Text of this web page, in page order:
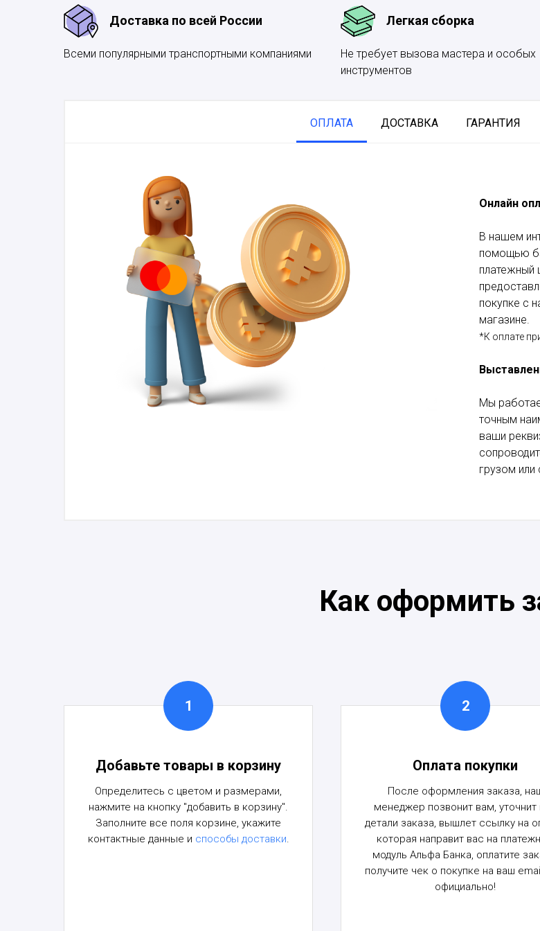
Доставка по всей России
Всеми популярными транспортными компаниями
Легкая сборка
Не требует вызова мастера и особых
инструментов
ОПЛАТА ДОСТАВКА ГАРАНТИЯ
Онлайн
В нашем
помощью
платежный
покупке с
магазине.
*К оплате
Мы
точным
ваши
грузом
Как оформить
Добавьте товары в корзину
Определитесь с цветом и размерами,
нажмите на кнопку "добавить в корзину".
Заполните все поля корзине, укажите
контактные данные и способы доставки.
Оплата покупки
После оформления заказа,
менеджер позвонит вам, уточнит
детали заказа, вышлет ссылку на
которая направит вас на
модуль Альфа Банка, оплатите
получите чек о покупке на ваш
официально!